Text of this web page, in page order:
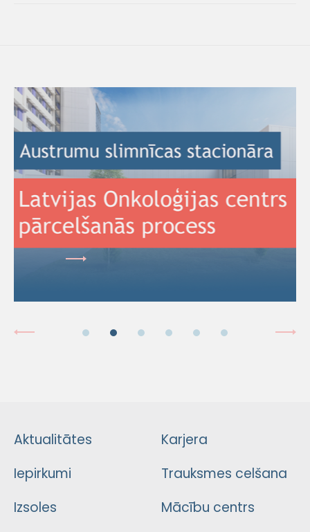
Aktualitātes
Iepirkumi
Izsoles
Karjera
Trauksmes celšana
Mācību centrs